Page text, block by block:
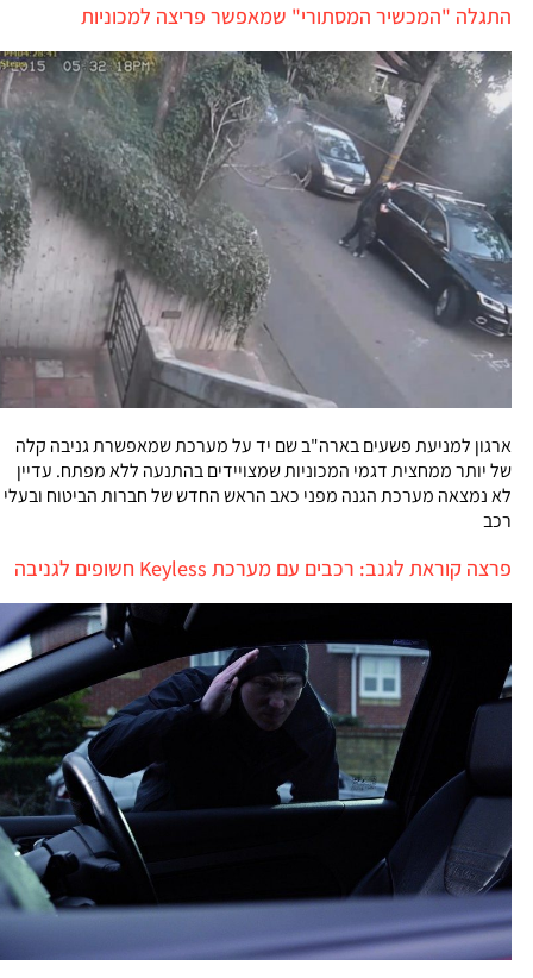
התגלה "המכשיר המסתורי" שמאפשר פריצה למכוניות
ארגון למניעת פשעים בארה"ב שם יד על מערכת שמאפשרת גניבה קלה
של יותר ממחצית דגמי המכוניות שמצויידים בהתנעה ללא מפתח. עדיין
לא נמצאה מערכת הגנה מפני כאב הראש החדש של חברות הביטוח ובעלי
רכב
פרצה קוראת לגנב: רכבים עם מערכת Keyless חשופים לגניבה